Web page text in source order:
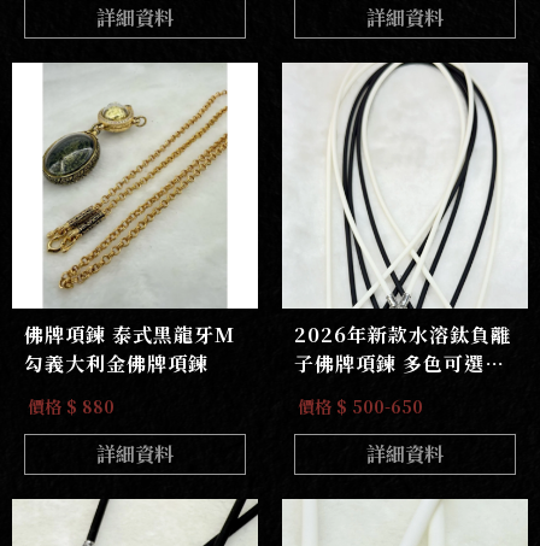
詳細資料 詳細資料
佛牌項鍊 泰式黑龍牙M
勾義大利金佛牌項鍊
價格 $ 880
詳細資料
2026年新款水溶鈦負離
子佛牌項鍊 多色可選樣
式變化多
價格 $ 500-650
詳細資料